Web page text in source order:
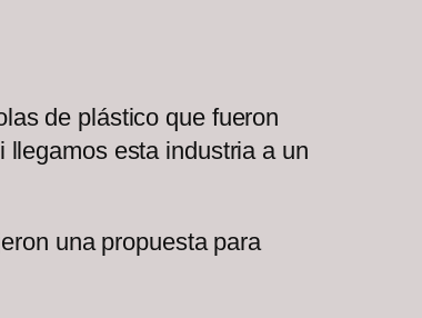
de plástico que fueron
esta industria a un
una propuesta para